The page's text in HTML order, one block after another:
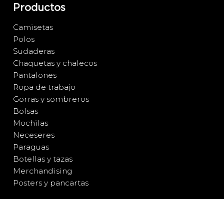
Productos
Camisetas
Polos
Sudaderas
Chaquetas y chalecos
Pantalones
Ropa de trabajo
Gorras y sombreros
Bolsas
Mochilas
Neceseres
Paraguas
Botellas y tazas
Merchandising
Posters y pancartas